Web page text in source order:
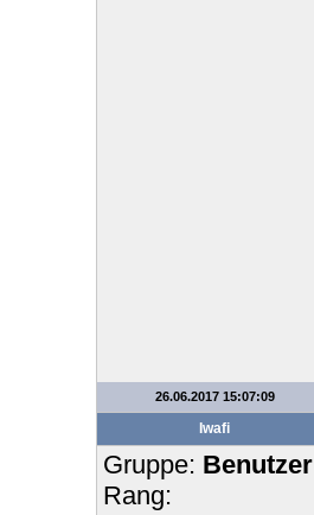
26.06.2017 15:07:09
Iwafi
Gruppe: Benutzer
Rang: